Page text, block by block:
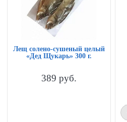
Лещ солено-сушеный целый
«Дед Щукарь» 300 г.
389 руб.